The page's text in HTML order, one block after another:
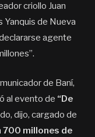
criollo Juan
Yanquis de Nueva
agente
de Baní,
al evento de “De
dijo, cargado de
700 millones de